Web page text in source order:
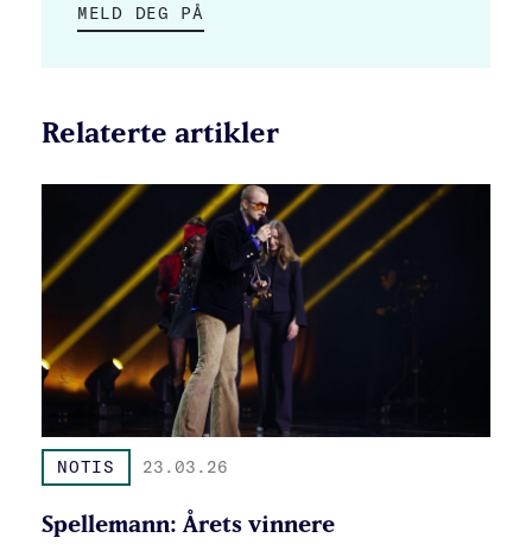
MELD DEG PÅ
Relaterte artikler
NOTIS 23.03.26
Spellemann: Årets vinnere